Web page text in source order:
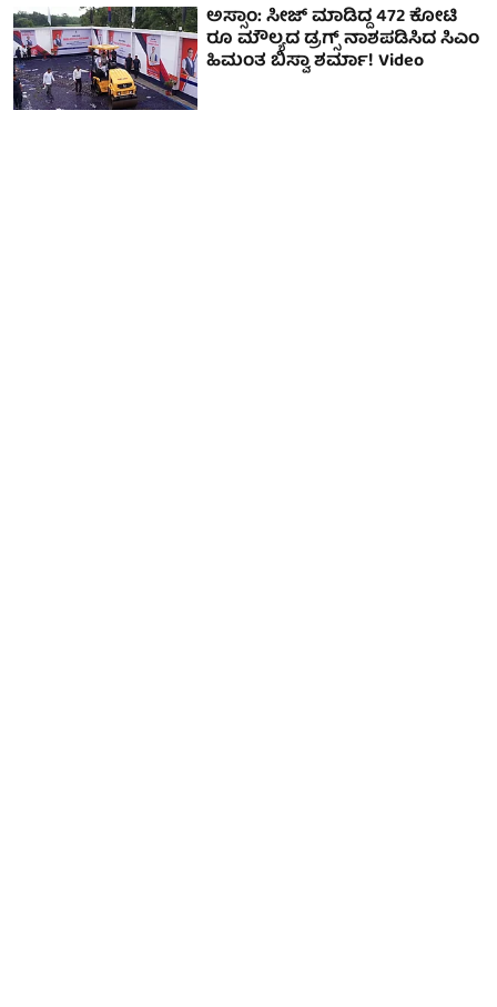
ಅಸ್ಸಾಂ: ಸೀಜ್ ಮಾಡಿದ್ದ 472 ಕೋಟಿ
ರೂ ಮೌಲ್ಯದ ಡ್ರಗ್ಸ್ ನಾಶಪಡಿಸಿದ ಸಿಎಂ
ಹಿಮಂತ ಬಿಸ್ವಾ ಶರ್ಮಾ! Video